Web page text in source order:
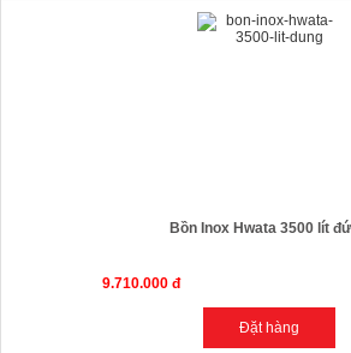
Bồn Inox Hwata 3500 lít
9.710.000 đ